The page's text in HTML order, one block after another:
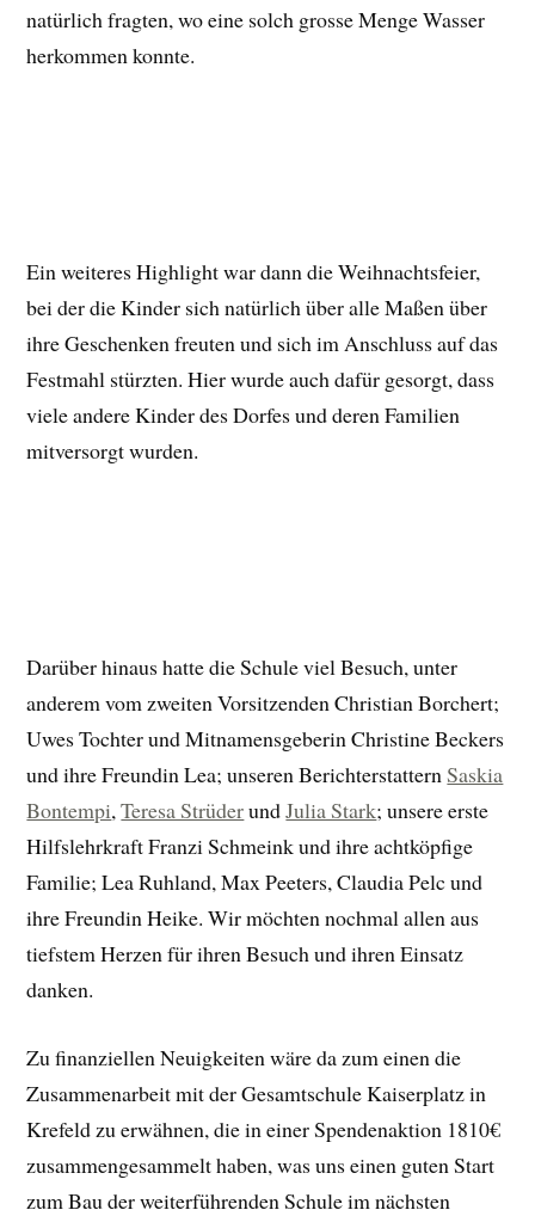
natürlich fragten, wo eine solch grosse Menge Wasser
herkommen konnte.
Ein weiteres Highlight war dann die Weihnachtsfeier,
bei der die Kinder sich natürlich über alle Maßen über
ihre Geschenken freuten und sich im Anschluss auf das
Festmahl stürzten. Hier wurde auch dafür gesorgt, dass
viele andere Kinder des Dorfes und deren Familien
mitversorgt wurden.
Darüber hinaus hatte die Schule viel Besuch, unter
anderem vom zweiten Vorsitzenden Christian Borchert;
Uwes Tochter und Mitnamensgeberin Christine Beckers
und ihre Freundin Lea; unseren BerichterstatternSaskia
Bontempi,Teresa StrüderundJulia Stark; unsere erste
HilfslehrkraftFranzi Schmeinkund ihre achtköpfige
Familie; Lea Ruhland, Max Peeters,Claudia Pelc und
ihre Freundin Heike. Wir möchten nochmal allen aus
tiefstem Herzen für ihren Besuch und ihren Einsatz
danken.
Zu finanziellen Neuigkeiten wäre da zum einen die
Zusammenarbeit mit der Gesamtschule Kaiserplatz in
Krefeld zu erwähnen, die in einer Spendenaktion 1810€
zusammengesammelt haben, was uns einen guten Start
zum Bau der weiterführenden Schule im nächsten